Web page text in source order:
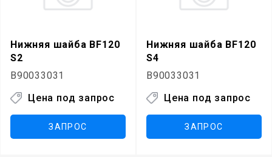
Нижняя шайба BF120
S2
B90033031
Цена под запрос
ЗАПРОС
Нижняя шайба BF120
S4
B90033031
Цена под запрос
ЗАПРОС